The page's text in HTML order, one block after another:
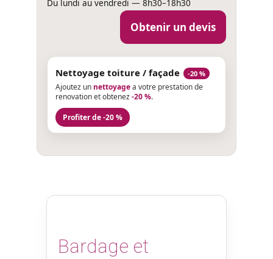
Du lundi au vendredi — 8h30–18h30
Obtenir un devis
Nettoyage toiture / façade -20 %
Ajoutez un nettoyagea votre prestation de
renovation et obtenez-20 %.
Profiter de -20 %
Bardage et